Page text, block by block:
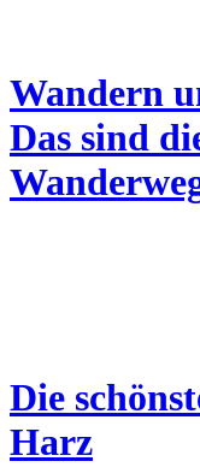
Wandern
Das sind
Die
Harz